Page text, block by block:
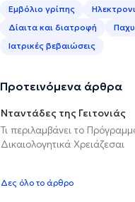
Εμβόλιο γρίπης
Δίαιτα και διατροφή
Ιατρικές βεβαιώσεις
Προτεινόμενα άρθρα
Νταντάδες της Γειτονιάς
Τι περιλαμβάνει το
Δικαιολογητικά Χρειάζεσαι
Δες όλο το άρθρο